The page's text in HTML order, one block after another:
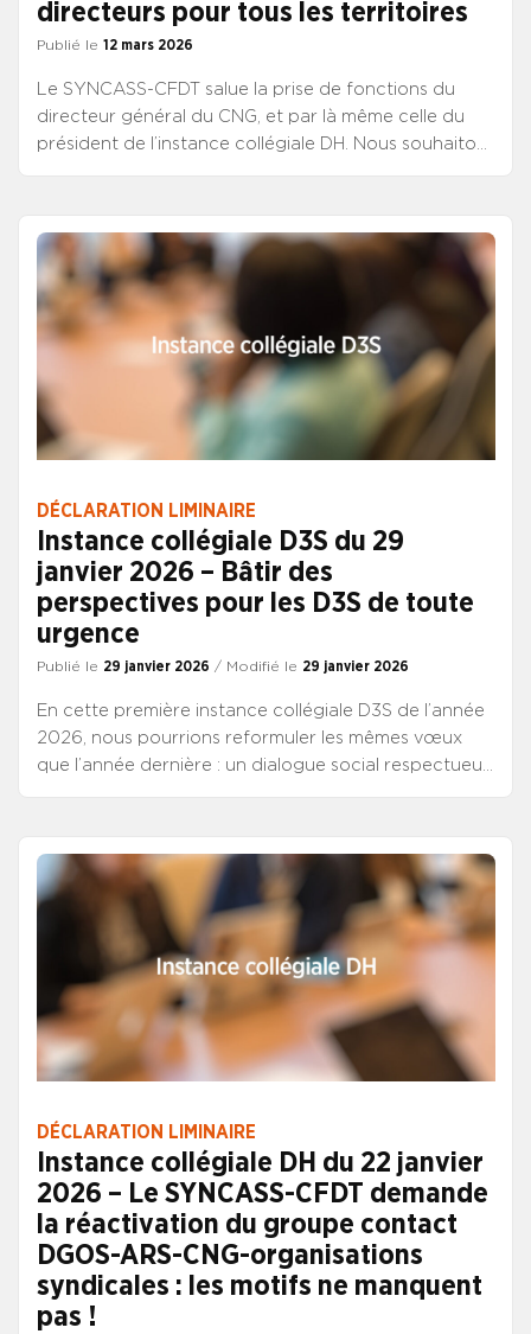
directeurs pour tous les territoires
Publié le 12 mars 2026
Le SYNCASS-CFDT salue la prise de fonctions du
directeur général du CNG, et par là même celle du
président de l’instance collégiale DH. Nous souhaitons
s’y emploiera. Son arrivée est aussi l’occasion de
quelques rappels.
DÉCLARATION LIMINAIRE
Instance collégiale D3S du 29
janvier 2026 – Bâtir des
perspectives pour les D3S de toute
urgence
Publié le 29 janvier 2026 / Modifié le 29 janvier 2026
En cette première instance collégiale D3S de l’année
2026, nous pourrions reformuler les mêmes vœux
que l’année dernière : un dialogue social respectueux,
lénifiantes sur la considération portée à nos
collègues, sans jamais de preuves tangibles.
DÉCLARATION LIMINAIRE
Instance collégiale DH du 22 janvier
2026 – Le SYNCASS-CFDT demande
la réactivation du groupe contact
DGOS-ARS-CNG-organisations
syndicales : les motifs ne manquent
pas !